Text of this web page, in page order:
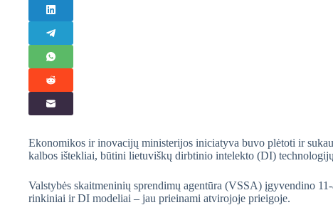
Ekonomikos ir inovacijų ministerijos iniciatyva buvo plėtoti ir
kalbos ištekliai, būtini lietuviškų dirbtinio intelekto (DI)
Valstybės skaitmeninių sprendimų agentūra (VSSA) įgyvendino
rinkiniai ir DI modeliai – jau prieinami atvirojoje prieigoje.